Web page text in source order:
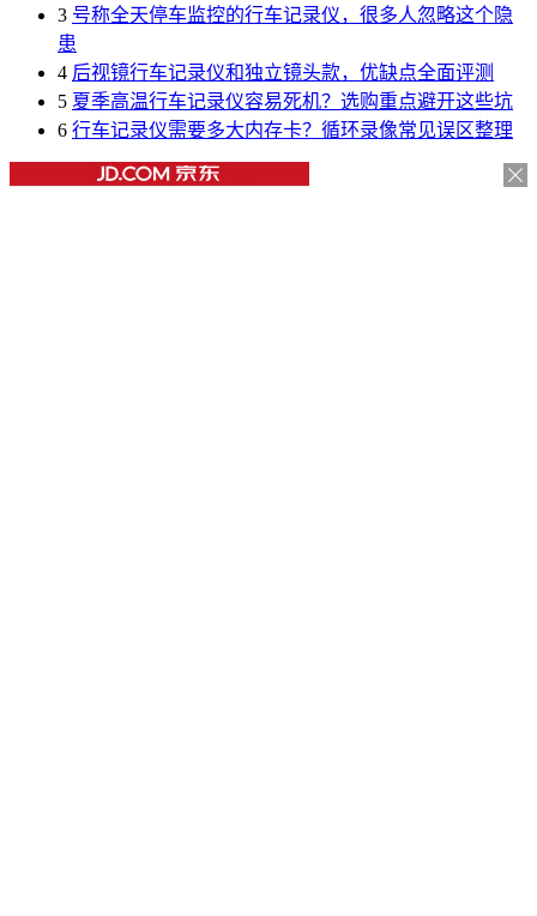
3 号称全天停车监控的行车记录仪，很多人忽略这个隐
患
4 后视镜行车记录仪和独立镜头款，优缺点全面评测
5 夏季高温行车记录仪容易死机？选购重点避开这些坑
6 行车记录仪需要多大内存卡？循环录像常见误区整理